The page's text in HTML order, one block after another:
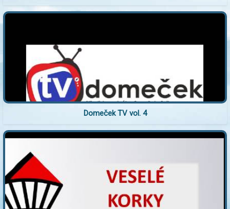
Domeček TV vol. 4